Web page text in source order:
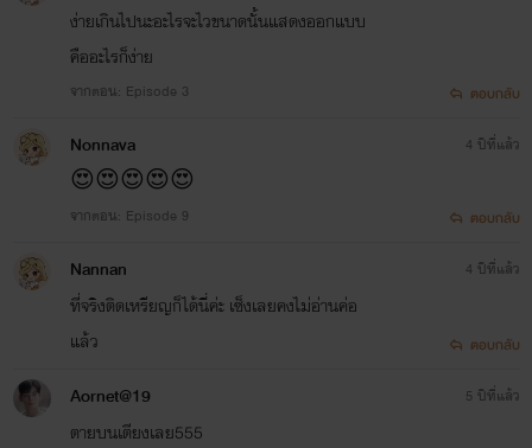
**** ผลงานของไรท์ ****
ยัยจอมยั่วหวานใจนาย
(The
End)
ง่ายเกินไปนะอะไรจะไวขนาดนั้นแสดงออกแบบ
คืออะไรก็ง่าย
จากตอน: Episode 3 ตอบกลับ
Nonnava
😍😍😍😍😍
จากตอน: Episode 9
4 ปีที่แล้ว
ตอบกลับ
Nannan
ที่จริงติดเหรียญก็ได้นี่ค่ะ เซ็งเลยคงไม่อ่านค่อ
แล้ว
4 ปีที่แล้ว
ตอบกลับ
Aornet@19
ตายบนเตียงเลย555
5 ปีที่แล้ว